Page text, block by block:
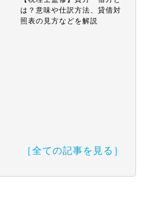
は？意味や仕訳方法、貸借対
照表の見方などを解説
［全ての記事を見る］